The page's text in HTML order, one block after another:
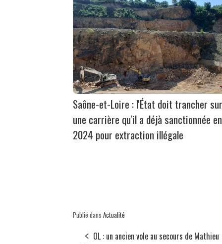
Saône-et-Loire : l'État doit trancher sur
une carrière qu'il a déjà sanctionnée en
2024 pour extraction illégale
Publié dans Actualité
OL : un ancien vole au secours de Mathieu